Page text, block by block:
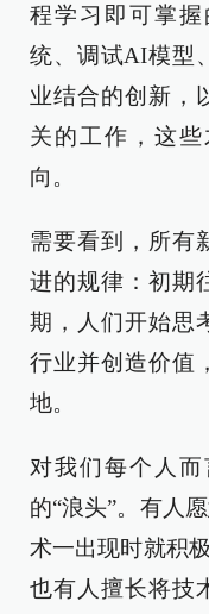
程学习即可掌
统、调试AI模型
业结合的创新，
关的工作，这
向。
需要看到，所有
进的规律：初期
期，人们开始思
行业并创造价值
地。
对我们每个人
的“浪头”。有人
术一出现时就积
也有人擅长将技